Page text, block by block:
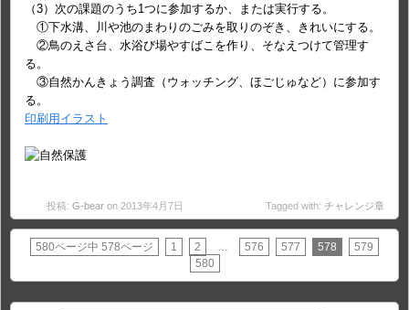
（3）次の課題のうち1つに参加するか、または実行する。
①下水溝、川や池のまわりのごみを取りのぞき、きれいにする。
②鳥のえさ台、水浴び場やすばこを作り、そなえつけて管理す
る。
③自然かんきょう調査（ウォッチング、ほごじゅなど）に参加す
る。
印刷用イラスト
投稿: G-bear on 2013年4月7日 Tagged with: チャレンジ章
580ページ中 578ページ 1 2 … 576 577 578
579
580